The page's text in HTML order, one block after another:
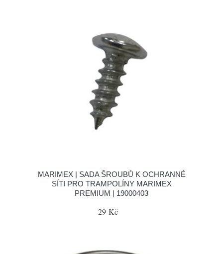
MARIMEX | SADA ŠROUBŮ K OCHRANNÉ
SÍTI PRO TRAMPOLÍNY MARIMEX
PREMIUM | 19000403
29 Kč